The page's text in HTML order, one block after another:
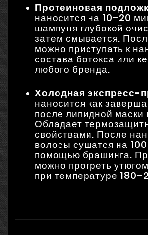
Протеиновая
наносится на 10–20
шампуня глубокой
затем смывается.
можно приступать к
состава ботокса или
любого бренда.
Холодная экспресс-
наносится как
после липидной маски
Обладает
свойствами. После
волосы сушатся на
помощью брашинга.
можно прогреть
при температуре